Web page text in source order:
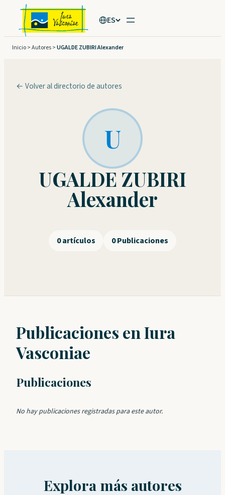
Saltar
contenido
ES
Inicio>Autores>UGALDE ZUBIRI Alexander
← Volver al directorio de autores
U
UGALDE ZUBIRI
Alexander
0 artículos 0 Publicaciones
Publicaciones en Iura
Vasconiae
Publicaciones
No hay publicaciones registradas para este autor.
Explora más autores